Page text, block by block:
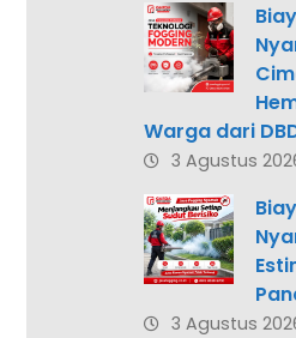
Warga dari
3 Agustus
3 Agustus